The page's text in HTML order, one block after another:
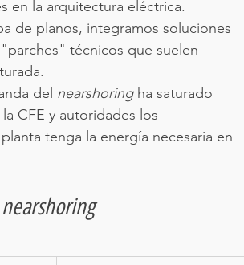
en la arquitectura eléctrica.
de planos, integramos soluciones
técnicos que suelen
del nearshoring ha saturado
CFE y autoridades los
tenga la energía necesaria en
nearshoring